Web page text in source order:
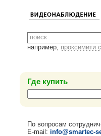
например, проксимити
Где купить
По вопросам
E-mail: info@smartec-